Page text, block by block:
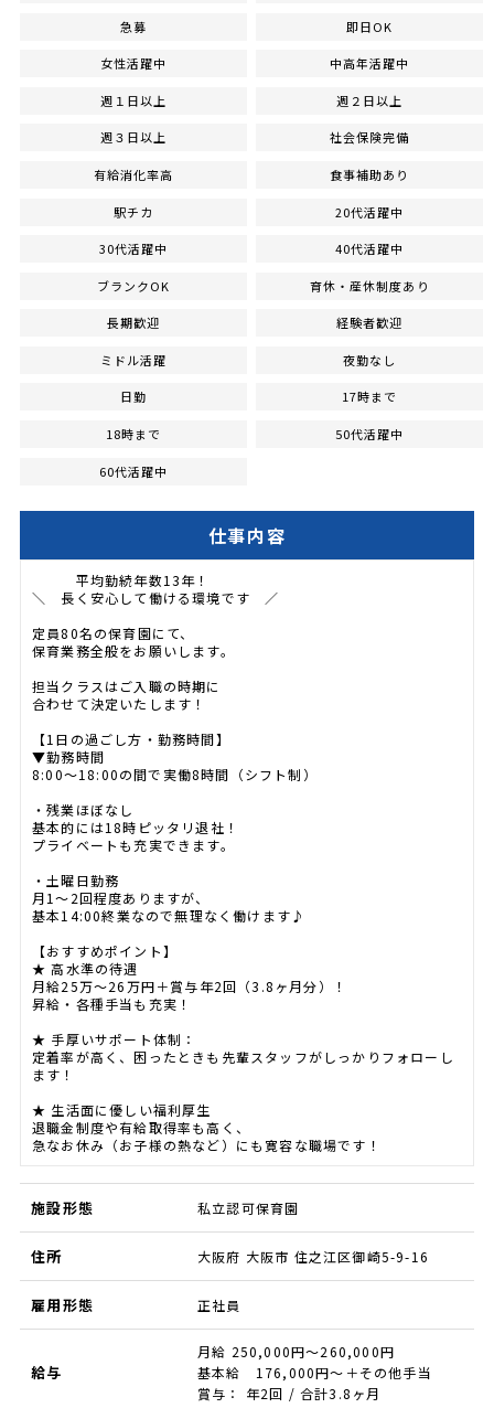
急募 即日OK
女性活躍中 中高年活躍中
週１日以上 週２日以上
週３日以上 社会保険完備
有給消化率高 食事補助あり
駅チカ 20代活躍中
30代活躍中 40代活躍中
ブランクOK 育休・産休制度あり
長期歓迎 経験者歓迎
ミドル活躍 夜勤なし
日勤 17時まで
18時まで 50代活躍中
60代活躍中
仕事内容
平均勤続年数13年！
＼ 長く安心して働ける環境です ／
定員80名の保育園にて、
保育業務全般をお願いします。
担当クラスはご入職の時期に
合わせて決定いたします！
【1日の過ごし方・勤務時間】
▼勤務時間
8:00〜18:00の間で実働8時間（シフト制）
・残業ほぼなし
基本的には18時ピッタリ退社！
プライベートも充実できます。
・土曜日勤務
月1〜2回程度ありますが、
基本14:00終業なので無理なく働けます♪
【おすすめポイント】
★ 高水準の待遇
月給25万〜26万円＋賞与年2回（3.8ヶ月分）！
昇給・各種手当も充実！
★ 手厚いサポート体制：
定着率が高く、困ったときも先輩スタッフがしっかりフォローし
ます！
★ 生活面に優しい福利厚生
退職金制度や有給取得率も高く、
急なお休み（お子様の熱など）にも寛容な職場です！
施設形態 私立認可保育園
住所 大阪府 大阪市 住之江区御崎5-9-16
雇用形態 正社員
給与
月給 250,000円～260,000円
基本給 176,000円～＋その他手当
賞与： 年2回 / 合計3.8ヶ月